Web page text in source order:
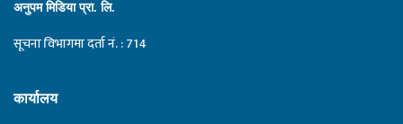
अनुपम मिडिया प्रा. लि.
सूचना विभागमा दर्ता नं. : 714
कार्यालय